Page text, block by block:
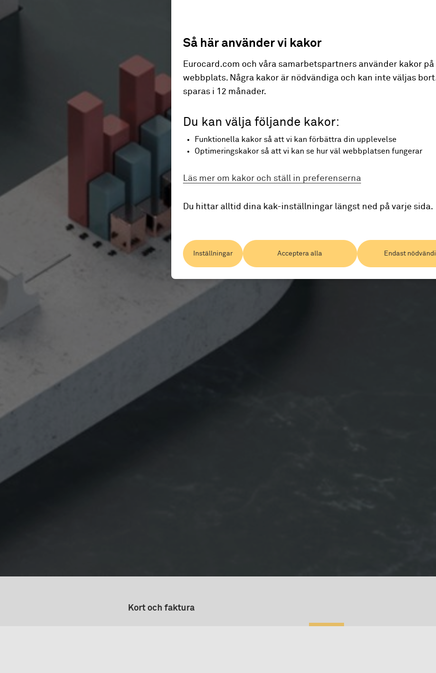
Kort och faktura
Så här använder vi kakor
Eurocard.com och våra samarbetspartners använder kakor
webbplats. Några kakor är nödvändiga och kan inte väljas
sparas i 12 månader.
Du kan välja följande kakor:
Funktionella kakor så att vi kan förbättra din upplevelse
Optimeringskakor så att vi kan se hur väl webbplatsen fungerar
Läs mer om kakor och ställ in preferenserna
Du hittar alltid dina kak-inställningar längst ned på varje sida.
Inställningar Acceptera alla Endast